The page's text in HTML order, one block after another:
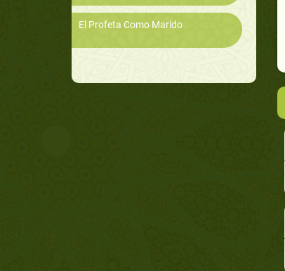
El Profeta Como Marido